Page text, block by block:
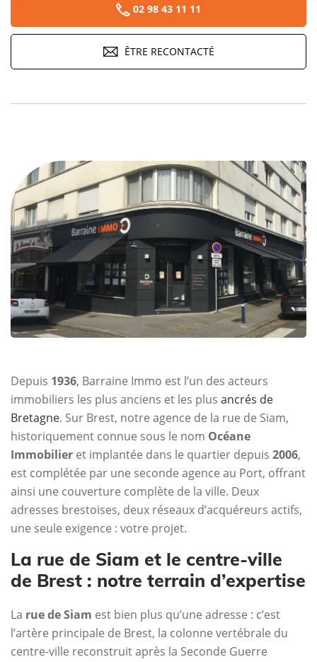
Depuis 1936, Barraine Immo est l’un des acteurs
immobiliers les plus anciens et les plus ancrés de
Bretagne. Sur Brest, notre agence de la rue de Siam,
historiquement connue sous le nom Océane
Immobilier et implantée dans le quartier depuis 2006,
est complétée par une seconde agence au Port, offrant
ainsi une couverture complète de la ville. Deux
adresses brestoises, deux réseaux d’acquéreurs actifs,
une seule exigence : votre projet.
La rue de Siam et le centre-ville
de Brest : notre terrain d’expertise
La rue de Siam est bien plus qu’une adresse : c’est
l’artère principale de Brest, la colonne vertébrale du
centre-ville reconstruit après la Seconde Guerre
02 98 43 11 11
ÊTRE RECONTACTÉ